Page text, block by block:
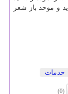
و موحد باز شعر
خدمات
(0)